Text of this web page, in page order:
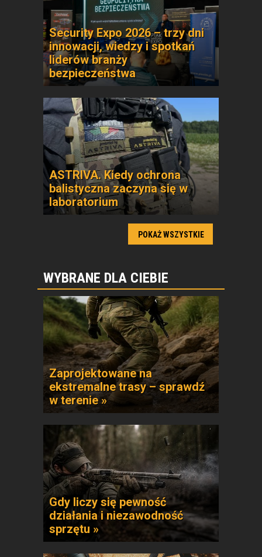
Security Expo 2026 – trzy dni
innowacji, wiedzy i spotkań
liderów branży
bezpieczeństwa
ASTRIVA. Kiedy ochrona
balistyczna zaczyna się w
laboratorium
POKAŻ WSZYSTKIE
WYBRANE DLA CIEBIE
Zaprojektowane na
ekstremalne trasy – sprawdź
w terenie »
Gdy liczy się pewność
działania i niezawodność
sprzętu »